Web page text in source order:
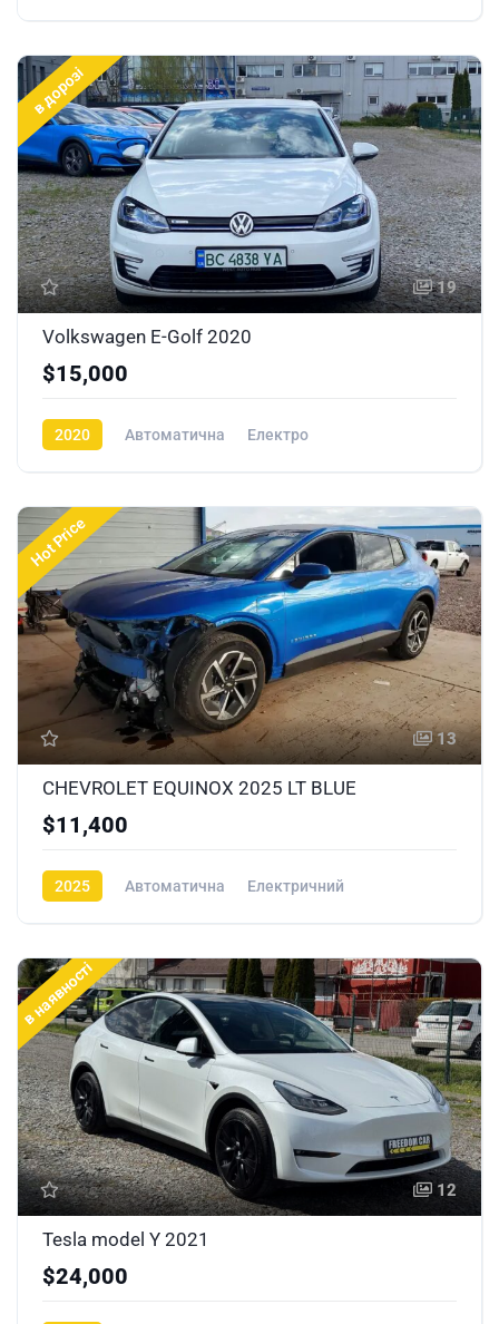
в дорозі
19
Volkswagen E-Golf 2020
$15,000
2020 Автоматична Електро
Hot Price
13
CHEVROLET EQUINOX 2025 LT BLUE
$11,400
2025 Автоматична Електричний
в наявності
12
Tesla model Y 2021
$24,000